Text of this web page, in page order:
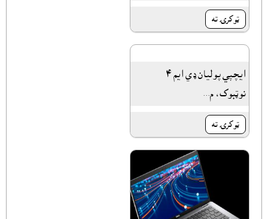
ټوکرۍ ته
ايچپي پوليان ډي ايم ٤
نوټبوک، م...
ټوکرۍ ته